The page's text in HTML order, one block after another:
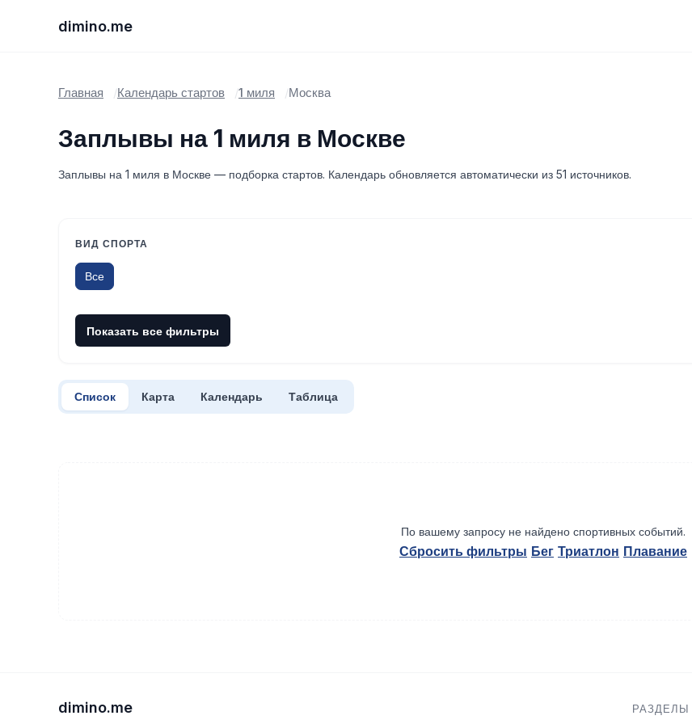
dimino.me
Главная Календарь стартов 1 миля Москва
Заплывы на 1 миля в Москве
Заплывы на 1 миля в Москве — подборка стартов. Календарь обновляется автоматически из 51 источников.
ВИД СПОРТА
Все
Показать все фильтры
Список Карта Календарь Таблица
По вашему запросу не найдено спортивных событий.
Сбросить фильтры Бег Триатлон Плавание
dimino.me РАЗДЕЛЫ